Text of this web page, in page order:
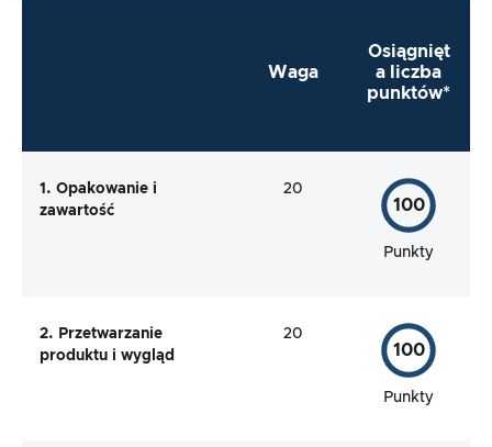
Waga
Osiągnięt
a liczba
punktów*
1. Opakowanie i
zawartość
20
100
Punkty
2. Przetwarzanie
produktu i wygląd
20
100
Punkty